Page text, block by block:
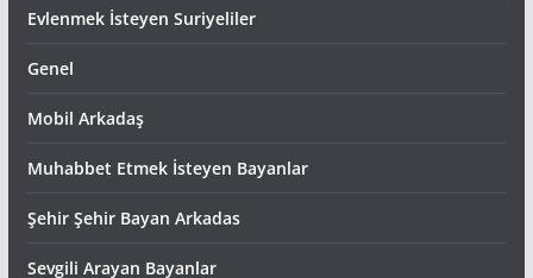
Evlenmek İsteyen Suriyeliler
Genel
Mobil Arkadaş
Muhabbet Etmek İsteyen Bayanlar
Şehir Şehir Bayan Arkadas
Sevgili Arayan Bayanlar